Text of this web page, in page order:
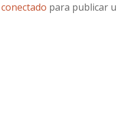
conectado para publicar